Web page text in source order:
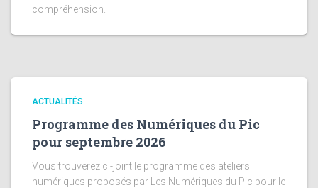
compréhension.
ACTUALITÉS
Programme des Numériques du Pic
pour septembre 2026
Vous trouverez ci-joint le programme des ateliers
numériques proposés par Les Numériques du Pic pour le